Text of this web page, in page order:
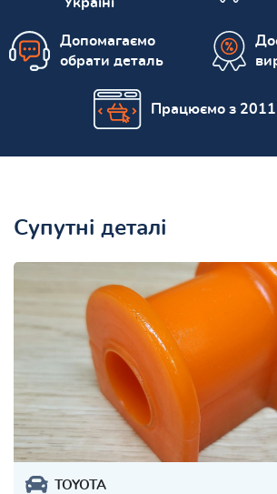
Допомагаємо
обрати деталь
Працюємо з
Супутні деталі
TOYOTA